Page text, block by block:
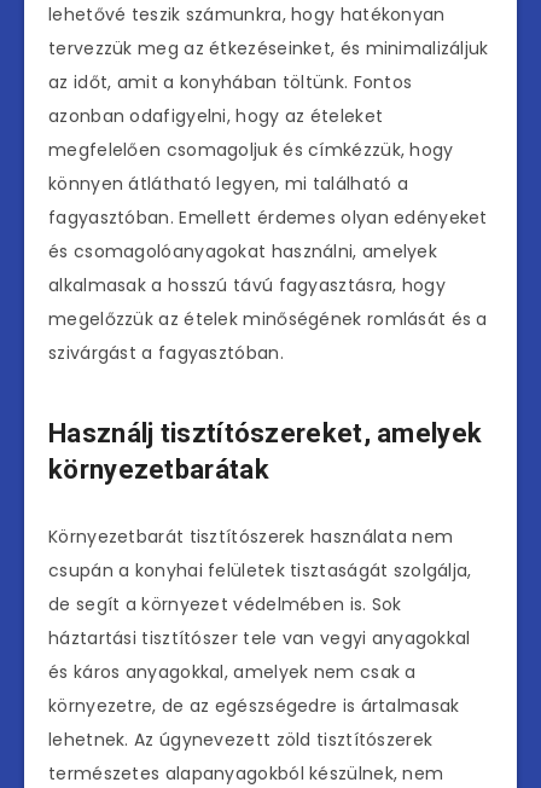
lehetővé teszik számunkra, hogy hatékonyan
tervezzük meg az étkezéseinket, és minimalizáljuk
az időt, amit a konyhában töltünk. Fontos
azonban odafigyelni, hogy az ételeket
megfelelően csomagoljuk és címkézzük, hogy
könnyen átlátható legyen, mi található a
fagyasztóban. Emellett érdemes olyan edényeket
és csomagolóanyagokat használni, amelyek
alkalmasak a hosszú távú fagyasztásra, hogy
megelőzzük az ételek minőségének romlását és a
szivárgást a fagyasztóban.
Használj tisztítószereket, amelyek
környezetbarátak
Környezetbarát tisztítószerek használata nem
csupán a konyhai felületek tisztaságát szolgálja,
de segít a környezet védelmében is. Sok
háztartási tisztítószer tele van vegyi anyagokkal
és káros anyagokkal, amelyek nem csak a
környezetre, de az egészségedre is ártalmasak
lehetnek. Az úgynevezett zöld tisztítószerek
természetes alapanyagokból készülnek, nem